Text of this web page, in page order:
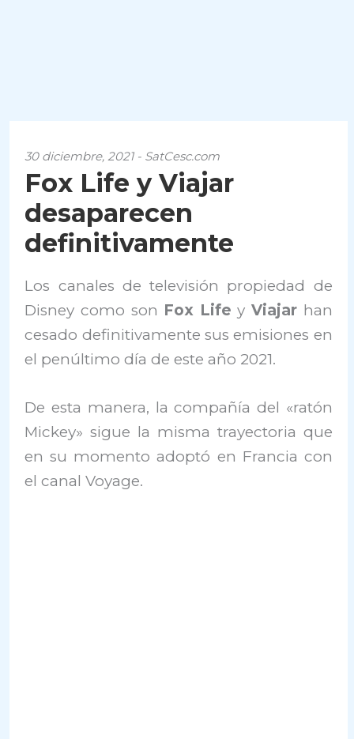
30 diciembre, 2021 - SatCesc.com
Fox Life y Viajar
desaparecen
definitivamente
Los canales de televisión propiedad de
Disney como son Fox Life yViajar han
cesado definitivamente sus emisiones en
el penúltimo día de este año 2021.
De esta manera, la compañía del «ratón
Mickey» sigue la misma trayectoria que
en su momento adoptó en Francia con
el canal Voyage.